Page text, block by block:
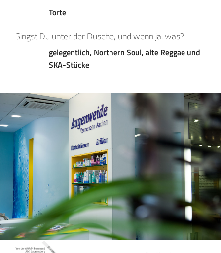
Torte
Singst Du unter der Dusche, und wenn ja: was?
gelegentlich, Northern Soul, alte Reggae und
SKA-Stücke